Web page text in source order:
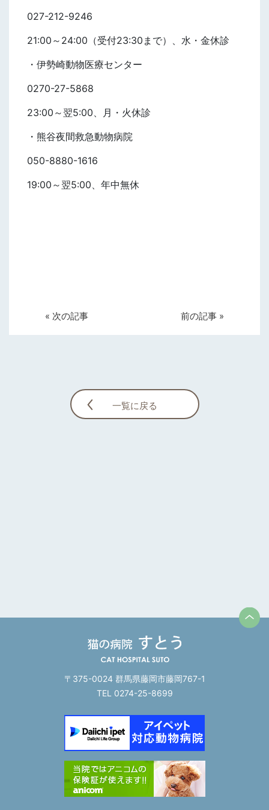
027-212-9246
21:00～24:00（受付23:30まで）、水・金休診
・伊勢崎動物医療センター
0270-27-5868
23:00～翌5:00、月・火休診
・熊谷夜間救急動物病院
050-8880-1616
19:00～翌5:00、年中無休
« 次の記事 前の記事 »
一覧に戻る
〒375-0024 群馬県藤岡市藤岡767-1
TEL 0274-25-8699